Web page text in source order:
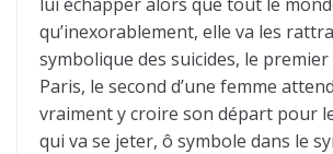
qu’inexorablement, elle va les
symbolique des suicides, le premier
Paris, le second d’une femme
vraiment y croire son départ pour
qui va se jeter, ô symbole dans le